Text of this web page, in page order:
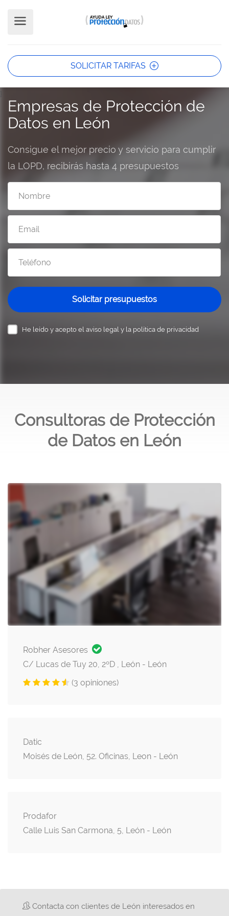
SOLICITAR TARIFAS
Empresas de Protección de
Datos en León
Consigue el mejor precio y servicio para cumplir
la LOPD, recibirás hasta 4 presupuestos
Solicitar presupuestos
He leído y acepto el aviso legal y la política de privacidad
}
Consultoras de Protección
de Datos en León
Robher Asesores
C/ Lucas de Tuy 20, 2ºD , León - León
(3 opiniones)
Datic
Moisés de León, 52. Oficinas, Leon - León
Prodafor
Calle Luis San Carmona, 5, León - León
Contacta con clientes de León interesados en